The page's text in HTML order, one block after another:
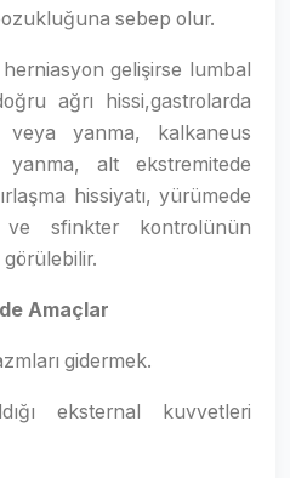
sebep olur.
gelişirse lumbal
ağrı hissi,gastrolarda
veya yanma, kalkaneus
alt ekstremitede
hissiyatı, yürümede
sfinkter kontrolünün
görülebilir.
Amaçlar
gidermek.
eksternal kuvvetleri